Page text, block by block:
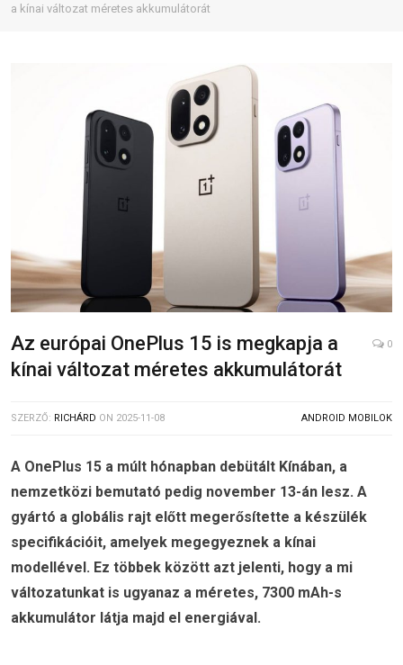
a kínai változat méretes akkumulátorát
Az európai OnePlus 15 is megkapja a
kínai változat méretes akkumulátorát
0
SZERZŐ: RICHÁRD ON 2025-11-08 ANDROID MOBILOK
A OnePlus 15 a múlt hónapban debütált Kínában, a
nemzetközi bemutató pedig november 13-án lesz. A
gyártó a globális rajt előtt megerősítette a készülék
specifikációit, amelyek megegyeznek a kínai
modellével. Ez többek között azt jelenti, hogy a mi
változatunkat is ugyanaz a méretes, 7300 mAh-s
akkumulátor látja majd el energiával.